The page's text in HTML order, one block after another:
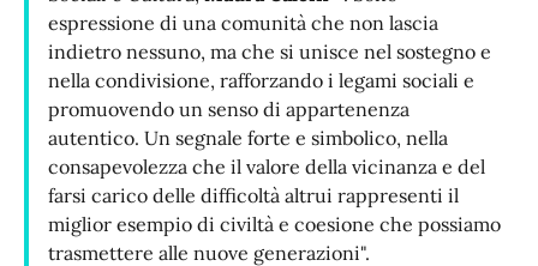
espressione di una comunità che non lascia
indietro nessuno, ma che si unisce nel sostegno e
nella condivisione, rafforzando i legami sociali e
promuovendo un senso di appartenenza
autentico. Un segnale forte e simbolico, nella
consapevolezza che il valore della vicinanza e del
farsi carico delle difficoltà altrui rappresenti il
miglior esempio di civiltà e coesione che possiamo
trasmettere alle nuove generazioni".